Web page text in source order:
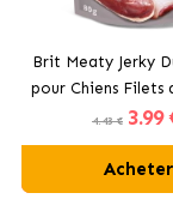
Brit Meaty Jerky
pour Chiens Filets
4.43 € 3.99
Acheter